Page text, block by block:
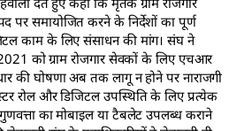
पर समायोजित करने के निर्देशों का पूर्ण
काम के लिए संसाधन की मांग। संघ ने
को ग्राम रोजगार सेवकों के लिए एचआर
की घोषणा अब तक लागू न होने पर नाराजगी
रोल और डिजिटल उपस्थिति के लिए प्रत्येक
का मोबाइल या टैबलेट उपलब्ध कराने